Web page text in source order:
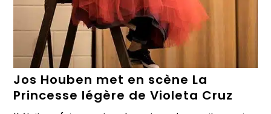
Jos Houben met en scène La
Princesse légère de Violeta Cruz